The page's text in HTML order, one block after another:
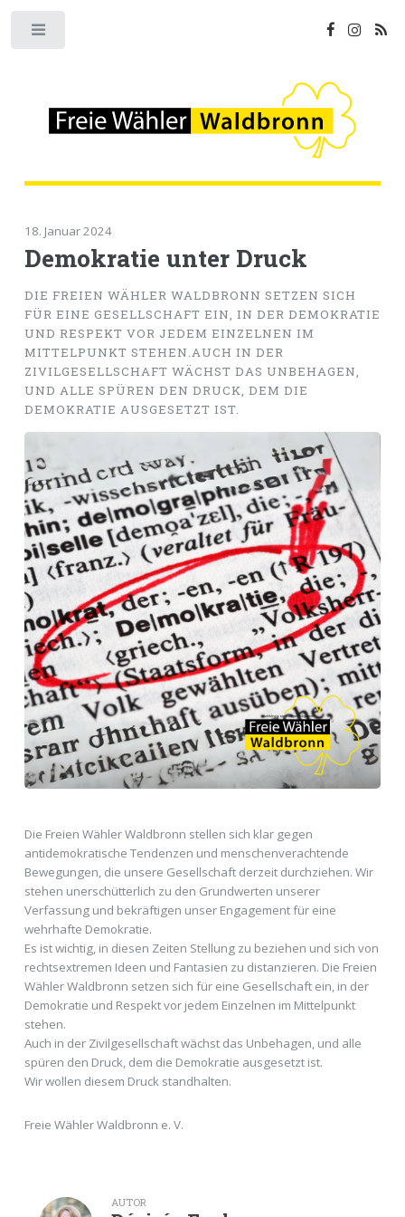
18. Januar 2024
Demokratie unter Druck
DIE FREIEN WÄHLER WALDBRONN SETZEN SICH
FÜR EINE GESELLSCHAFT EIN, IN DER DEMOKRATIE
UND RESPEKT VOR JEDEM EINZELNEN IM
MITTELPUNKT STEHEN.AUCH IN DER
ZIVILGESELLSCHAFT WÄCHST DAS UNBEHAGEN,
UND ALLE SPÜREN DEN DRUCK, DEM DIE
DEMOKRATIE AUSGESETZT IST.
Die Freien Wähler Waldbronn stellen sich klar gegen
antidemokratische Tendenzen und menschenverachtende
Bewegungen, die unsere Gesellschaft derzeit durchziehen. Wir
stehen unerschütterlich zu den Grundwerten unserer
Verfassung und bekräftigen unser Engagement für eine
wehrhafte Demokratie.
Es ist wichtig, in diesen Zeiten Stellung zu beziehen und sich von
rechtsextremen Ideen und Fantasien zu distanzieren. Die Freien
Wähler Waldbronn setzen sich für eine Gesellschaft ein, in der
Demokratie und Respekt vor jedem Einzelnen im Mittelpunkt
stehen.
Auch in der Zivilgesellschaft wächst das Unbehagen, und alle
spüren den Druck, dem die Demokratie ausgesetzt ist.
Wir wollen diesem Druck standhalten.
Freie Wähler Waldbronn e. V.
AUTOR